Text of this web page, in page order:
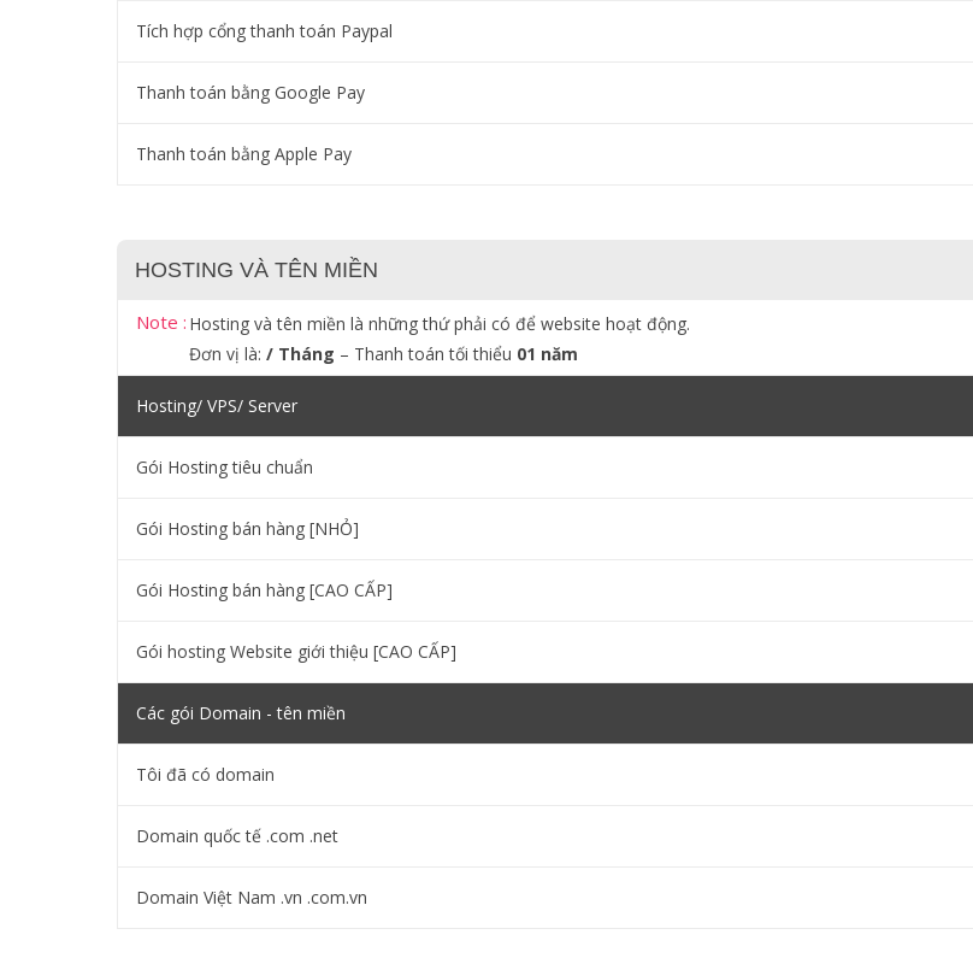
Tích hợp cổng thanh toán Paypal
Thanh toán bằng Google Pay
Thanh toán bằng Apple Pay
HOSTING VÀ TÊN MIỀN
Note : Hosting và tên miền là những thứ phải có để website hoạt động.
Đơn vị là: / Tháng – Thanh toán tối thiểu 01 năm
Hosting/ VPS/ Server
Gói Hosting tiêu chuẩn
Gói Hosting bán hàng [NHỎ]
Gói Hosting bán hàng [CAO CẤP]
Gói hosting Website giới thiệu [CAO CẤP]
Các gói Domain - tên miền
Tôi đã có domain
Domain quốc tế .com .net
Domain Việt Nam .vn .com.vn